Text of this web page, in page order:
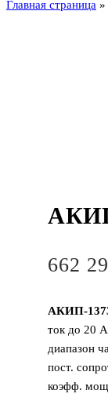
Главная страница »
662
АКИП-
ток до 20
диапазон
пост.
коэфф.